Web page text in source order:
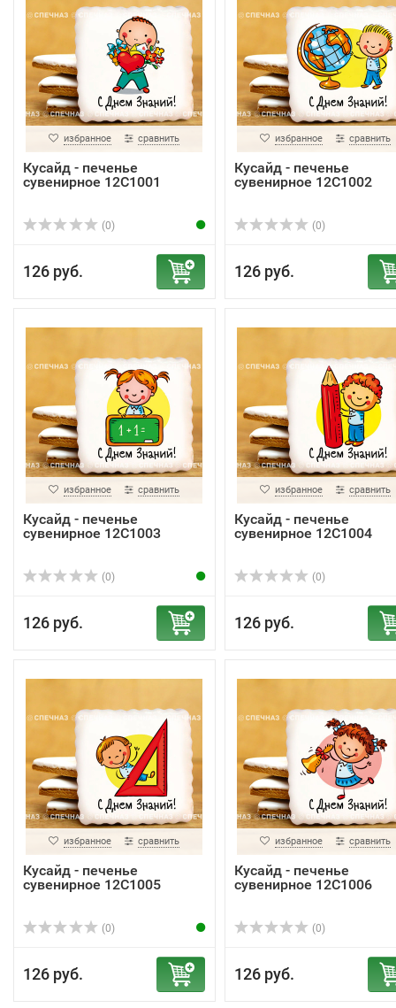
избранное сравнить
Кусайд - печенье
сувенирное 12С1001
(0)
126 руб.
избранное сравнить
Кусайд - печенье
сувенирное 12С1002
(0)
126 руб.
избранное сравнить
Кусайд - печенье
сувенирное 12С1003
(0)
126 руб.
избранное сравнить
Кусайд - печенье
сувенирное 12С1004
(0)
126 руб.
избранное сравнить
Кусайд - печенье
сувенирное 12С1005
(0)
126 руб.
избранное сравнить
Кусайд - печенье
сувенирное 12С1006
(0)
126 руб.